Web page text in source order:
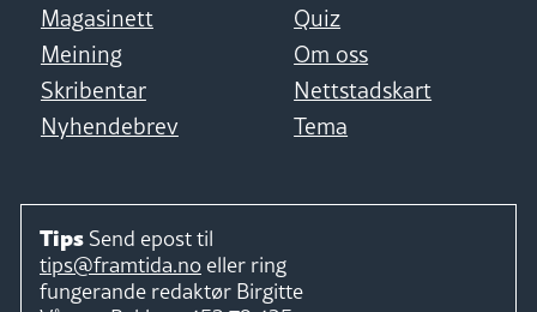
Magasinett
Quiz
Meining
Om oss
Skribentar
Nettstadskart
Nyhendebrev
Tema
Tips Send epost til
tips@framtida.no eller ring
fungerande redaktør Birgitte